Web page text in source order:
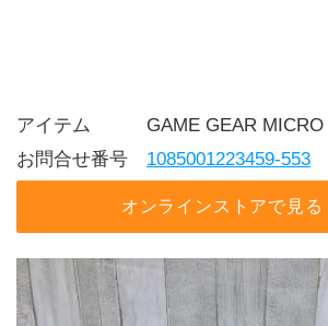
アイテム   GAME GEAR MICRO
お問合せ番号 1085001223459-553
オンラインストアで見る